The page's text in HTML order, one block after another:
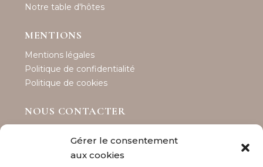
Gérer le consentement
aux cookies
Notre table d'hôtes
MENTIONS
Mentions légales
Politique de confidentialité
Politique de cookies
NOUS CONTACTER
Téléphone : 06 89 92 53 66